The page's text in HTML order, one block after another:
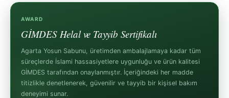
AWARD
GİMDES Helal ve Tayyib Sertifikalı
Agarta Yosun Sabunu, üretimden ambalajlamaya kadar tüm
süreçlerde İslami hassasiyetlere uygunluğu ve ürün kalitesi
GİMDES tarafından onaylanmıştır. İçeriğindeki her madde
titizlikle denetlenerek, güvenilir ve tayyib bir kişisel bakım
deneyimi sunar.